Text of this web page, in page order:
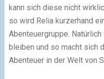
kann sich diese nicht
so wird Relia kurzerhand
Abenteuergruppe.
bleiben und so macht sich
Abenteuer in der Welt von